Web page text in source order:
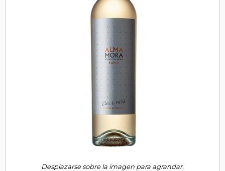
Desplazarse sobre la imagen para agrandar.